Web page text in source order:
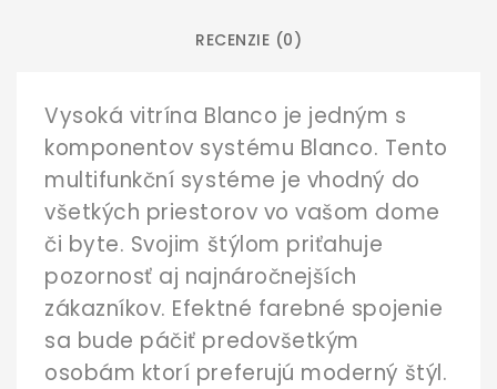
RECENZIE (0)
Vysoká vitrína Blanco je jedným s
komponentov systému Blanco. Tento
multifunkční systéme je vhodný do
všetkých priestorov vo vašom dome
či byte. Svojim štýlom priťahuje
pozornosť aj najnáročnejších
zákazníkov. Efektné farebné spojenie
sa bude páčiť predovšetkým
osobám ktorí preferujú moderný štýl.